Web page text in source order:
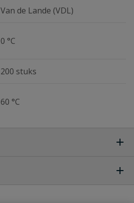
Van de Lande (VDL)
0 °C
200 stuks
60 °C